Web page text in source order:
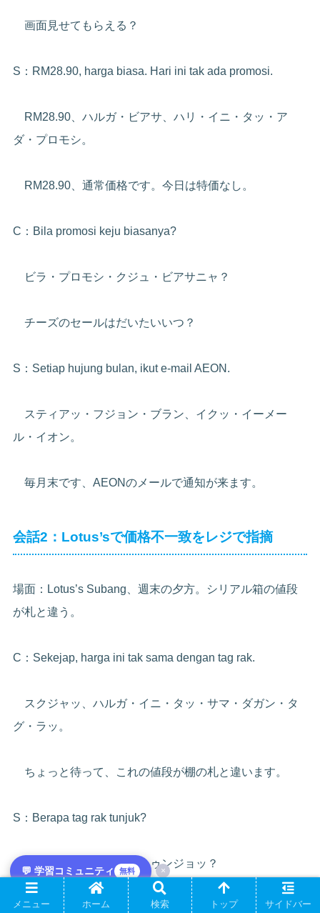
画面見せてもらえる？
S：RM28.90, harga biasa. Hari ini tak ada promosi.
RM28.90、ハルガ・ビアサ、ハリ・イニ・タッ・ア
ダ・プロモシ。
RM28.90、通常価格です。今日は特価なし。
C：Bila promosi keju biasanya?
ビラ・プロモシ・クジュ・ビアサニャ？
チーズのセールはだいたいいつ？
S：Setiap hujung bulan, ikut e-mail AEON.
スティアッ・フジョン・ブラン、イクッ・イーメー
ル・イオン。
毎月末です、AEONのメールで通知が来ます。
会話2：Lotus’sで価格不一致をレジで指摘
場面：Lotus’s Subang、週末の夕方。シリアル箱の値段
が札と違う。
C：Sekejap, harga ini tak sama dengan tag rak.
スクジャッ、ハルガ・イニ・タッ・サマ・ダガン・タ
グ・ラッ。
ちょっと待って、これの値段が棚の札と違います。
S：Berapa tag rak tunjuk?
ブラパ・タグ・ラッ・トゥンジョッ？
棚の札はいくらでした？
💬 学習コミュニティ 無料 ×
メニュー ホーム 検索 トップ サイドバー